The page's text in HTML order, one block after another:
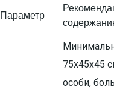
Параметр
75х45х45
особи,